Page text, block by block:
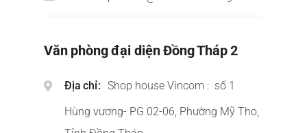
Văn phòng đại diện Đồng Tháp 2
Địa chỉ
Shop house Vincom : số 1
Hùng vương- PG 02-06, Phường Mỹ Tho,